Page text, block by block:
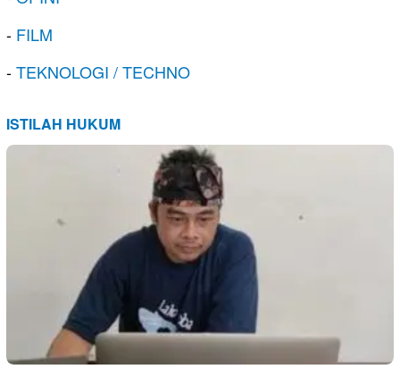
- FILM
-TEKNOLOGI / TECHNO
ISTILAH HUKUM